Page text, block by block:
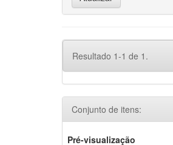
Resultado 1-1 de 1.
Conjunto de itens:
Pré-visualização